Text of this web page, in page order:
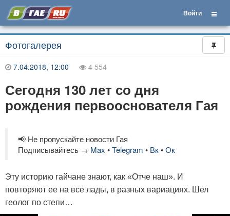
Войти
Фотогалерея
7.04.2018, 12:00 4 554
Сегодня 130 лет со дня
рождения первооснователя Гая
📢 Не пропускайте новости Гая
Подписывайтесь → Max •Telegram • Вк•Ок
Эту историю гайчане знают, как «Отче наш». И
повторяют ее на все лады, в разных вариациях. Шел
геолог по степи…